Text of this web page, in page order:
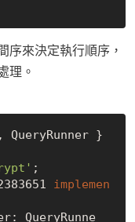
序來決定執行順序，
理。
implemen
QueryRunne